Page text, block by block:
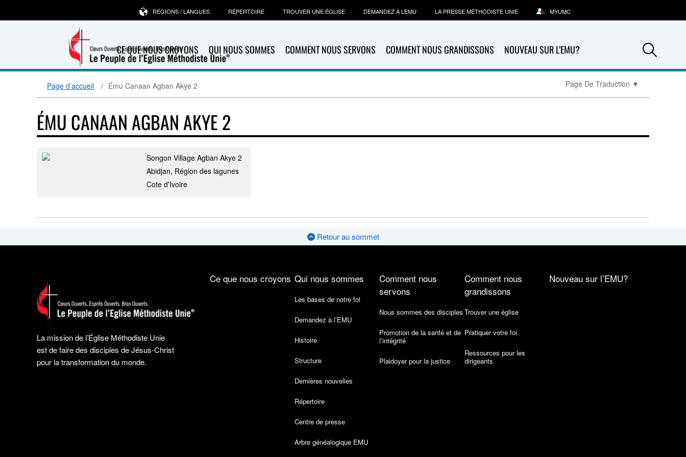
CE QUE NOUS CROYONS QUI NOUS SOMMES COMMENT NOUS SERVONS COMMENT NOUS GRANDISSONS NOUVEAU SUR L’EMU?
RÉGIONS / LANGUES RÉPERTOIRE TROUVER UNE ÉGLISE DEMANDEZ À L’EMU LA PRESSE MÉTHODISTE UNIE MYUMC
Page d’accueil Ému Canaan Agban Akye 2 Page De Traduction ▼
ÉMU CANAAN AGBAN AKYE 2
Songon Village Agban Akye 2
Abidjan, Région des lagunes
Cote d'Ivoire
Retour au sommet
La mission de l’Église Méthodiste Unie
est de faire des disciples de Jésus-Christ
pour la transformation du monde.
Ce que nous croyons Qui nous sommes
Les bases de notre foi
Demandez à l’EMU
Histoire
Structure
Dernières nouvelles
Répertoire
Centre de presse
Arbre généalogique EMU
Comment nous
servons
Nous sommes des disciples
Promotion de la santé et de
l’intégrité
Plaidoyer pour la justice
Comment nous
grandissons
Trouver une église
Pratiquer votre foi
Ressources pour les
dirigeants
Nouveau sur l’EMU?